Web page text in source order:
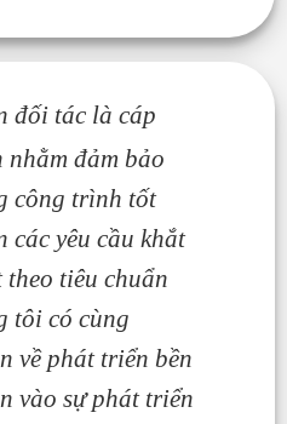
đối tác là cáp
nhằm đảm bảo
công trình tốt
các yêu cầu khắt
theo tiêu chuẩn
tôi có cùng
về phát triển bền
vào sự phát triển